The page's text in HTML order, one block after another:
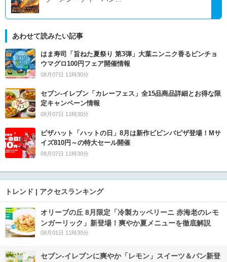
あわせて読みたい記事
はま寿司「旨ねた夏祭り 第3弾」大葉ニンニク香るビンチョ
ウマグロ100円フェア開催情報
08月07日 11時30分
セブン‐イレブン「カレーフェス」全15品商品詳細とお得な限
定キャンペーン情報
08月07日 11時30分
ピザハット「ハットの日」8月は新作ビビンバピザ登場！Mサ
イズ810円～の特大セール開催
08月07日 11時30分
トレンド | アクセスランキング
オリーブの丘 8月限定「冷製カッペリーニ 赤海老のレモ
ンガーリック」新登場！爽やか夏メニューを徹底解説
08月01日 11時30分
セブン‐イレブンに爽やか「レモン」スイーツ＆パン新登